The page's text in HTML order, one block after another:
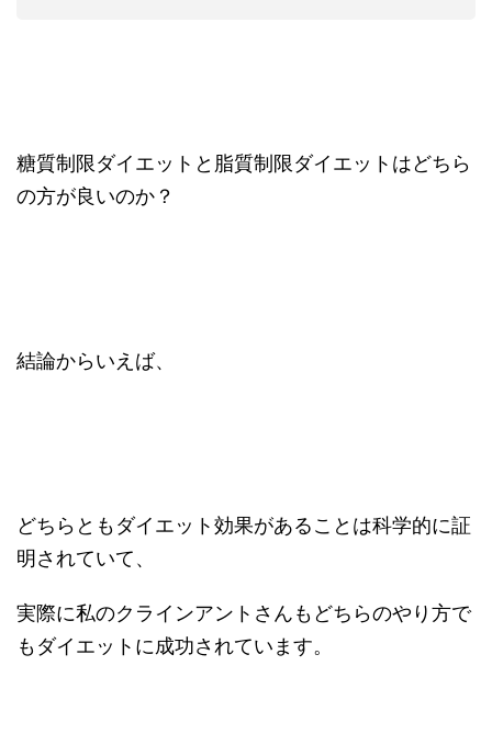
糖質制限ダイエットと脂質制限ダイエットはどちら
の方が良いのか？
結論からいえば、
どちらともダイエット効果があることは科学的に証
明されていて、
実際に私のクラインアントさんもどちらのやり方で
もダイエットに成功されています。